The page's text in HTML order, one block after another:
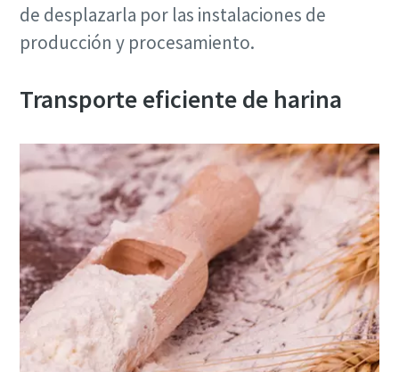
Optimice el flujo de aire mediante un
Nuestro controlador central más reciente, el Optimizer
4.0, estabiliza el sistema y reduce los costes de energía.
Obtenga más información
de desplazarla por las instalaciones de
producción y procesamiento.
Transporte eficiente de harina